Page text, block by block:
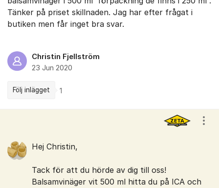
Tänker på priset skillnaden. Jag har efter frågat i
butiken men får inget bra svar.
Christin Fjellström
23 Jun 2020
Följ inlägget 1
Hej Christin,
Tack för att du hörde av dig till oss!
Balsamvinäger vit 500 ml hitta du på ICA och